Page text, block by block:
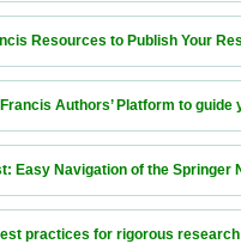
Resources to Publish
Francis Authors’ Platform
Easy Navigation of the
Best practices for